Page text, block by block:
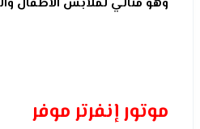
موتور إنفرتر موفر